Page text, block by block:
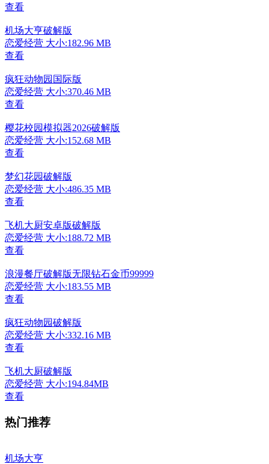
查看
机场大亨破解版
恋爱经营 大小:182.96 MB
查看
疯狂动物园国际版
恋爱经营 大小:370.46 MB
查看
樱花校园模拟器2026破解版
恋爱经营 大小:152.68 MB
查看
梦幻花园破解版
恋爱经营 大小:486.35 MB
查看
飞机大厨安卓版破解版
恋爱经营 大小:188.72 MB
查看
浪漫餐厅破解版无限钻石金币99999
恋爱经营 大小:183.55 MB
查看
疯狂动物园破解版
恋爱经营 大小:332.16 MB
查看
飞机大厨破解版
恋爱经营 大小:194.84MB
查看
热门推荐
机场大亨